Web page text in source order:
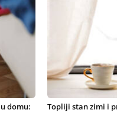
domu:
Topliji stan zimi i